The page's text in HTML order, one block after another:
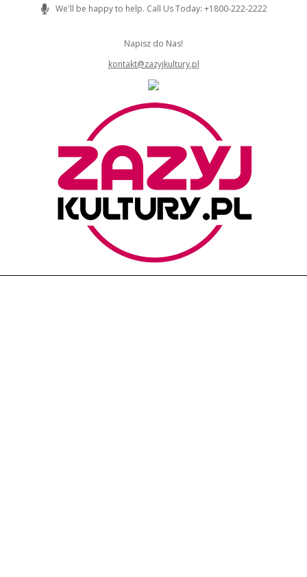
We'll be happy to help. Call Us Today: +1800-222-2222
Napisz do Nas!
kontakt@zazyjkultury.pl
ZAZYJKULTURY